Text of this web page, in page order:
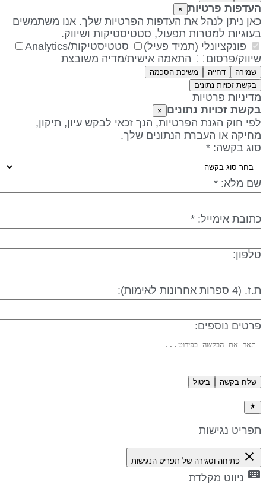
פרטיות ×
ניתן לנהל את העדפות הפרטיות שלך. אנו משתמשים
למטרות תפעול, סטטיסטיקות ושיווק.
פונקציונלי (תמיד פעיל)
סטטיסטיקות/Analytics
פרסום
התאמה אישית/מדיה משובצת
שמירה דחייה
משיכת הסכמה
בקשת זכויות נתונים
פרטיות
זכויות נתונים
חוק הגנת הפרטיות, הנך זכאי לבקש עיון, תיקון,
או העברת הנתונים שלך.
בקשה: *
מלא: *
אימייל: *
ספרות אחרונות לאימות):
נוספים:
שלח בקשה ביטול
נגישות
close פתיחה וסגירה של תפריט הנגישות
ניווט מקלדת